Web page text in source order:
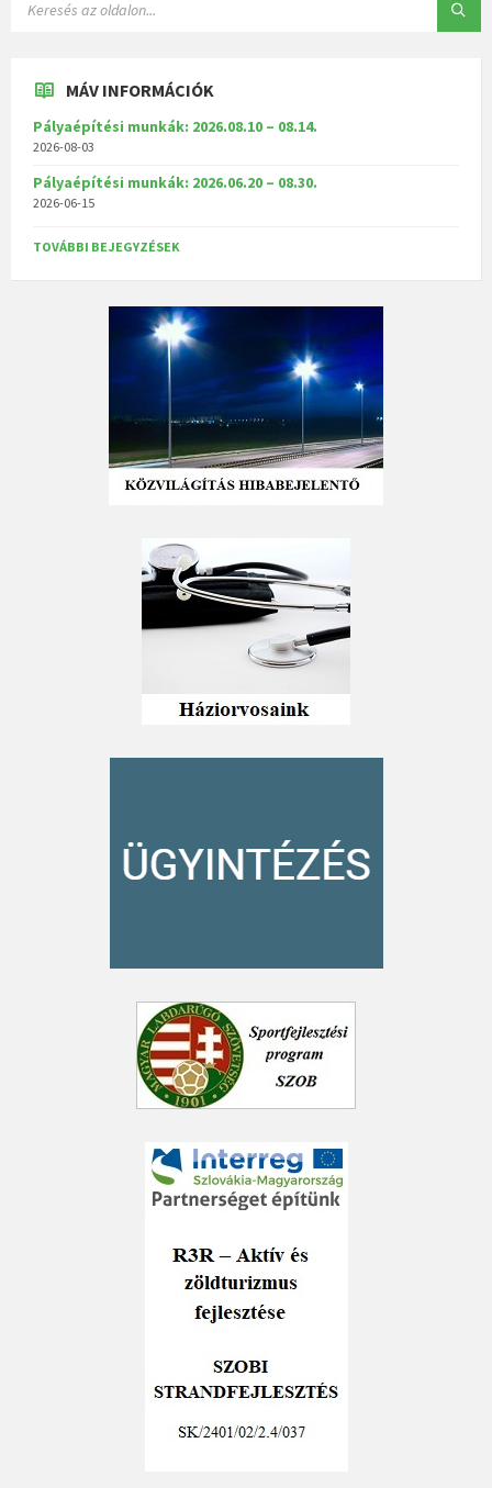
MÁV INFORMÁCIÓK
Pályaépítési munkák: 2026.08.10 – 08.14.
2026-08-03
Pályaépítési munkák: 2026.06.20 – 08.30.
2026-06-15
TOVÁBBI BEJEGYZÉSEK